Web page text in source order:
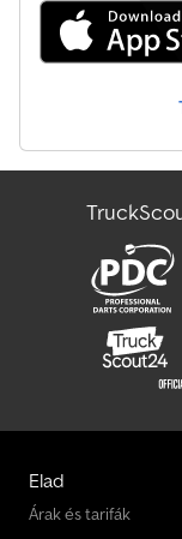
Elad
Árak és tarifák